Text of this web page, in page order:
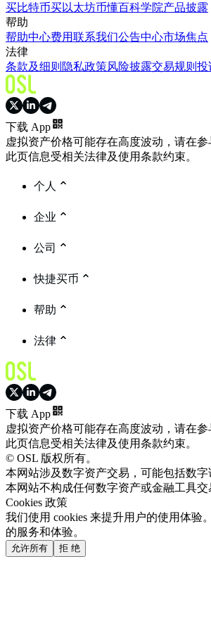
买比特币买以太坊币懂百科学院产品披露
帮助
帮助中心费用联系我们公告中心市场焦点
法律
条款及细则 隐私政策风险披露交易规则 投
下载 App
虚拟资产价格可能存在高度波动，请在
此页信息受相关法律及使用条款约束。
个人
企业
公司
快捷买币
帮助
法律
下载 App
虚拟资产价格可能存在高度波动，请在
此页信息受相关法律及使用条款约束。
© OSL 版权所有。
本网站涉及数字资产交易，可能包括数
本网站不构成任何数字资产或金融工具交
Cookies 政策
我们使用 cookies 来提升用户的使用体验
的服务和体验。
允许所有 拒 绝